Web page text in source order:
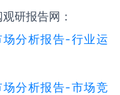
研报告网：
场分析报告-行业运
场分析报告-市场竞